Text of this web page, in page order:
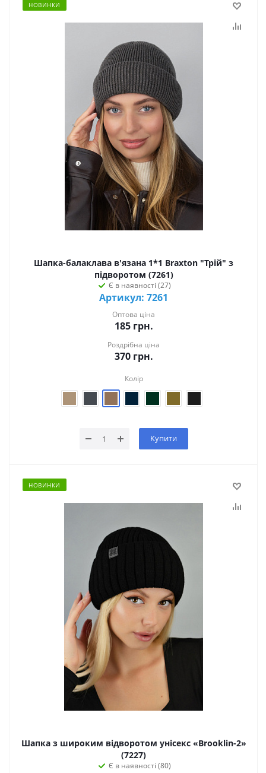
НОВИНКИ
Шапка-балаклава в'язана 1*1 Braxton "Трій" з
підворотом (7261)
Є в наявності (27)
Артикул: 7261
Оптова ціна
185грн.
Роздрібна ціна
370грн.
Колір
Купити
НОВИНКИ
Шапка з широким відворотом унісекс «Brooklin-2»
(7227)
Є в наявності (80)